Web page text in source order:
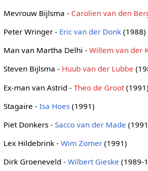
Mevrouw Bijlsma - Carolien van den
Peter Wringer - Eric van der Donk(1988)
Man van Martha Delhi - Willem van der
Steven Bijlsma - Huub van der Lubbe
Ex-man van Astrid - Theo de Groot(1991)
Stagaire - Isa Hoes(1991)
Piet Donkers - Sacco van der Made
Lex Hildebrink - Wim Zomer(1991)
Dirk Groeneveld - Wilbert Gieske (1989-